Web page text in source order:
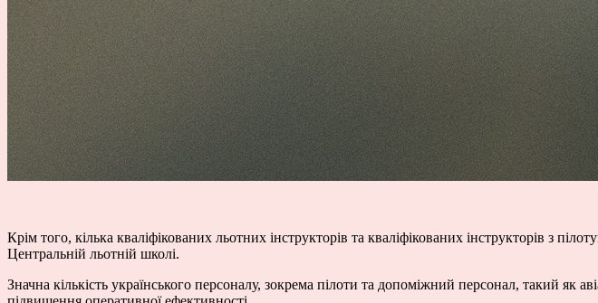
Крім того, кілька кваліфікованих льотних інструкторів та кваліфікованих інструкторів з
Центральній льотній школі.
Значна кількість українського персоналу, зокрема пілоти та допоміжний персонал, такий як